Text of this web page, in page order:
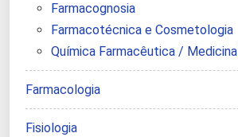
Farmacognosia
Farmacotécnica e Cosmetologia
Química Farmacêutica / Medicinal
Farmacologia
Fisiologia